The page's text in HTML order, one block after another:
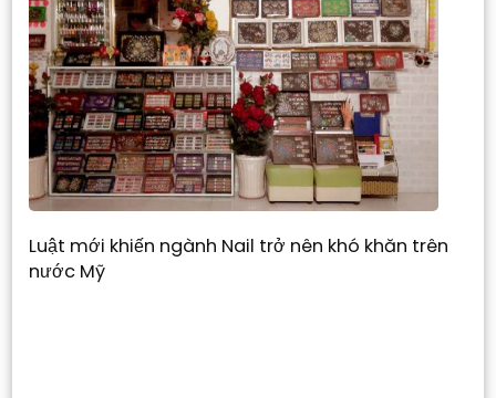
Luật mới khiến ngành Nail trở nên khó khăn trên
nước Mỹ